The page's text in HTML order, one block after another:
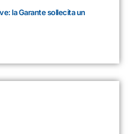
la Garante sollecita un